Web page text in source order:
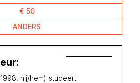
€ 50
ANDERS
hij/hem) studeert